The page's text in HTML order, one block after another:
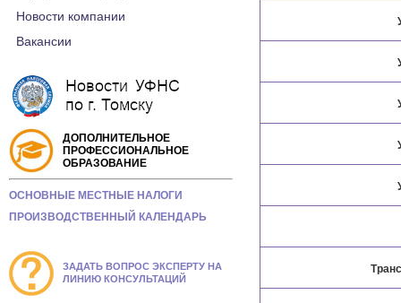
Новости компании
Вакансии
ДОПОЛНИТЕЛЬНОЕ
ПРОФЕССИОНАЛЬНОЕ
ОБРАЗОВАНИЕ
ОСНОВНЫЕ МЕСТНЫЕ НАЛОГИ
ПРОИЗВОДСТВЕННЫЙ КАЛЕНДАРЬ
ЗАДАТЬ ВОПРОС ЭКСПЕРТУ НА
ЛИНИЮ КОНСУЛЬТАЦИЙ